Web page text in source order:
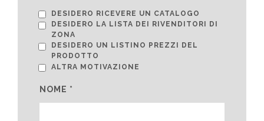
DESIDERO RICEVERE UN CATALOGO
DESIDERO LA LISTA DEI RIVENDITORI DI
ZONA
DESIDERO UN LISTINO PREZZI DEL
PRODOTTO
ALTRA MOTIVAZIONE
NOME *